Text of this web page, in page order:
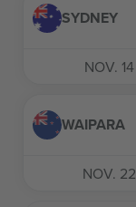
SYDNEY
NOV. 14
WAIPARA
NOV. 22